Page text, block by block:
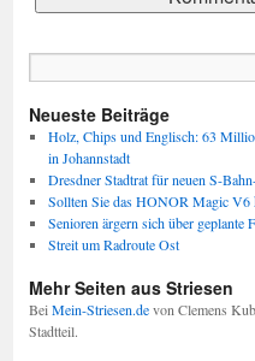
Neueste Beiträge
Holz, Chips und Englisch: 63
in Johannstadt
Dresdner Stadtrat für neuen S-
Sollten Sie das HONOR Magic V6
Senioren ärgern sich über geplante
Streit um Radroute Ost
Mehr Seiten aus Striesen
BeiMein-Striesen.devon Clemens
Stadtteil.